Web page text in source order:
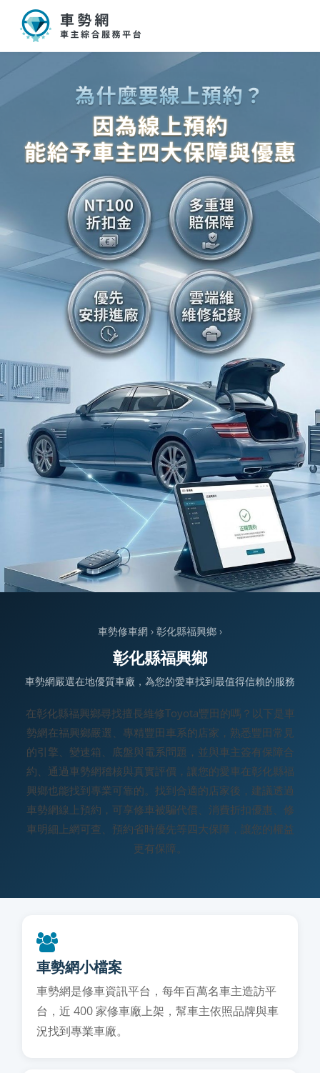
車勢修車網 › 彰化縣福興鄉 ›
彰化縣福興鄉
車勢網嚴選在地優質車廠，為您的愛車找到最值得信賴的服務
在彰化縣福興鄉尋找擅長維修Toyota豐田的嗎？以下是車
勢網在福興鄉嚴選、專精豐田車系的店家，熟悉豐田常見
的引擎、變速箱、底盤與電系問題，並與車主簽有保障合
約、通過車勢網稽核與真實評價，讓您的愛車在彰化縣福
興鄉也能找到專業可靠的。找到合適的店家後，建議透過
車勢網線上預約，可享修車被騙代償、消費折扣優惠、修
車明細上網可查、預約省時優先等四大保障，讓您的權益
更有保障。
車勢網小檔案
車勢網是修車資訊平台，每年百萬名車主造訪平
台，近 400 家修車廠上架，幫車主依照品牌與車
況找到專業車廠。